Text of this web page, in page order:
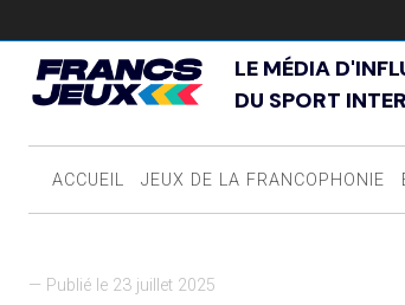
LE MÉDIA
DU SPORT
ACCUEIL JEUX DE LA FRANCOPHONIE
— Publié le 23 juillet 2025